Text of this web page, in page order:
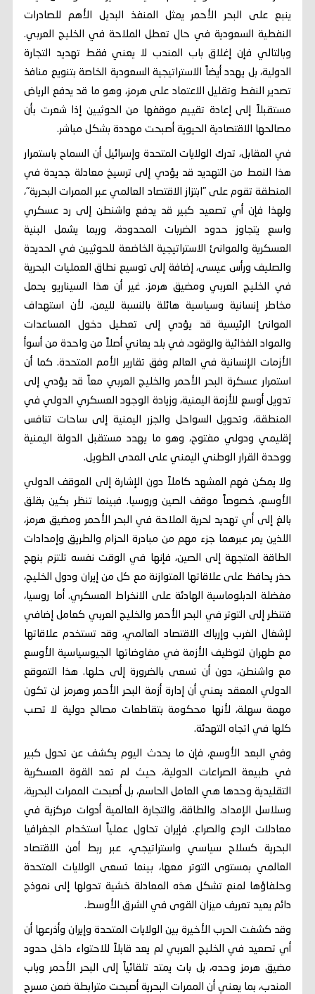
ينبع على البحر الأحمر يمثل المنفذ البديل الأهم للصادرات
النفطية السعودية في حال تعطل الملاحة في الخليج العربي.
وبالتالي فإن إغلاق باب المندب لا يعني فقط تهديد التجارة
الدولية، بل يهدد أيضاً الاستراتيجية السعودية الخاصة بتنويع منافذ
تصدير النفط وتقليل الاعتماد على هرمز، وهو ما قد يدفع الرياض
مستقبلاً إلى إعادة تقييم موقفها من الحوثيين إذا شعرت بأن
مصالحها الاقتصادية الحيوية أصبحت مهددة بشكل مباشر.
في المقابل، تدرك الولايات المتحدة وإسرائيل أن السماح باستمرار
هذا النمط من التهديد قد يؤدي إلى ترسيخ معادلة جديدة في
المنطقة تقوم على "ابتزاز الاقتصاد العالمي عبر الممرات البحرية"،
ولهذا فإن أي تصعيد كبير قد يدفع واشنطن إلى رد عسكري
واسع يتجاوز حدود الضربات المحدودة، وربما يشمل البنية
العسكرية والموانئ الاستراتيجية الخاضعة للحوثيين في الحديدة
والصليف ورأس عيسى، إضافة إلى توسيع نطاق العمليات البحرية
في الخليج العربي ومضيق هرمز. غير أن هذا السيناريو يحمل
مخاطر إنسانية وسياسية هائلة بالنسبة لليمن، لأن استهداف
الموانئ الرئيسية قد يؤدي إلى تعطيل دخول المساعدات
والمواد الغذائية والوقود، في بلد يعاني أصلاً من واحدة من أسوأ
الأزمات الإنسانية في العالم وفق تقارير الأمم المتحدة. كما أن
استمرار عسكرة البحر الأحمر والخليج العربي معاً قد يؤدي إلى
تدويل أوسع للأزمة اليمنية، وزيادة الوجود العسكري الدولي في
المنطقة، وتحويل السواحل والجزر اليمنية إلى ساحات تنافس
إقليمي ودولي مفتوح، وهو ما يهدد مستقبل الدولة اليمنية
ووحدة القرار الوطني اليمني على المدى الطويل.
ولا يمكن فهم المشهد كاملاً دون الإشارة إلى الموقف الدولي
الأوسع، خصوصاً موقف الصين وروسيا. فبينما تنظر بكين بقلق
بالغ إلى أي تهديد لحرية الملاحة في البحر الأحمر ومضيق هرمز،
اللذين يمر عبرهما جزء مهم من مبادرة الحزام والطريق وإمدادات
الطاقة المتجهة إلى الصين، فإنها في الوقت نفسه تلتزم بنهج
حذر يحافظ على علاقاتها المتوازنة مع كل من إيران ودول الخليج،
مفضلة الدبلوماسية الهادئة على الانخراط العسكري. أما روسيا،
فتنظر إلى التوتر في البحر الأحمر والخليج العربي كعامل إضافي
لإشغال الغرب وإرباك الاقتصاد العالمي، وقد تستخدم علاقاتها
مع طهران لتوظيف الأزمة في مفاوضاتها الجيوسياسية الأوسع
مع واشنطن، دون أن تسعى بالضرورة إلى حلها. هذا التموقع
الدولي المعقد يعني أن إدارة أزمة البحر الأحمر وهرمز لن تكون
مهمة سهلة، لأنها محكومة بتقاطعات مصالح دولية لا تصب
كلها في اتجاه التهدئة.
وفي البعد الأوسع، فإن ما يحدث اليوم يكشف عن تحول كبير
في طبيعة الصراعات الدولية، حيث لم تعد القوة العسكرية
التقليدية وحدها هي العامل الحاسم، بل أصبحت الممرات البحرية،
وسلاسل الإمداد، والطاقة، والتجارة العالمية أدوات مركزية في
معادلات الردع والصراع. فإيران تحاول عملياً استخدام الجغرافيا
البحرية كسلاح سياسي واستراتيجي، عبر ربط أمن الاقتصاد
العالمي بمستوى التوتر معها، بينما تسعى الولايات المتحدة
وحلفاؤها لمنع تشكل هذه المعادلة خشية تحولها إلى نموذج
دائم يعيد تعريف ميزان القوى في الشرق الأوسط.
وقد كشفت الحرب الأخيرة بين الولايات المتحدة وإيران وأذرعها أن
أي تصعيد في الخليج العربي لم يعد قابلاً للاحتواء داخل حدود
مضيق هرمز وحده، بل بات يمتد تلقائياً إلى البحر الأحمر وباب
المندب، بما يعني أن الممرات البحرية أصبحت مترابطة ضمن مسرح